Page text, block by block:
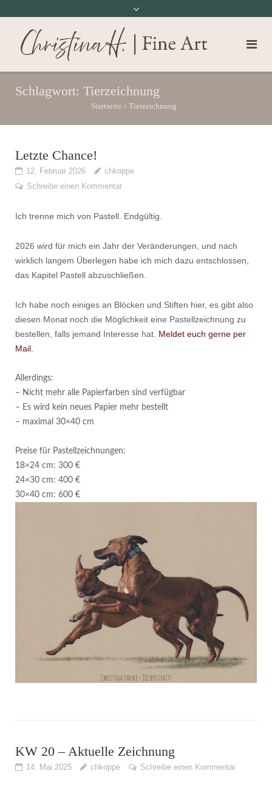
Schlagwort: Tierzeichnung
Startseite / Tierzeichnung
Letzte Chance!
12. Februar 2026
chkoppe
Schreibe einen Kommentar
Ich trenne mich von Pastell. Endgültig.
2026 wird für mich ein Jahr der Veränderungen, und nach
wirklich langem Überlegen habe ich mich dazu entschlossen,
das Kapitel Pastell abzuschließen.
Ich habe noch einiges an Blöcken und Stiften hier, es gibt also
diesen Monat noch die Möglichkeit eine Pastellzeichnung zu
bestellen, falls jemand Interesse hat. Meldet euch gerne per
Mail.
Allerdings:
– Nicht mehr alle Papierfarben sind verfügbar
– Es wird kein neues Papier mehr bestellt
– maximal 30×40 cm
Preise für Pastellzeichnungen:
18×24 cm: 300 €
24×30 cm: 400 €
30×40 cm: 600 €
KW 20 – Aktuelle Zeichnung
14. Mai 2025 chkoppe Schreibe einen Kommentar